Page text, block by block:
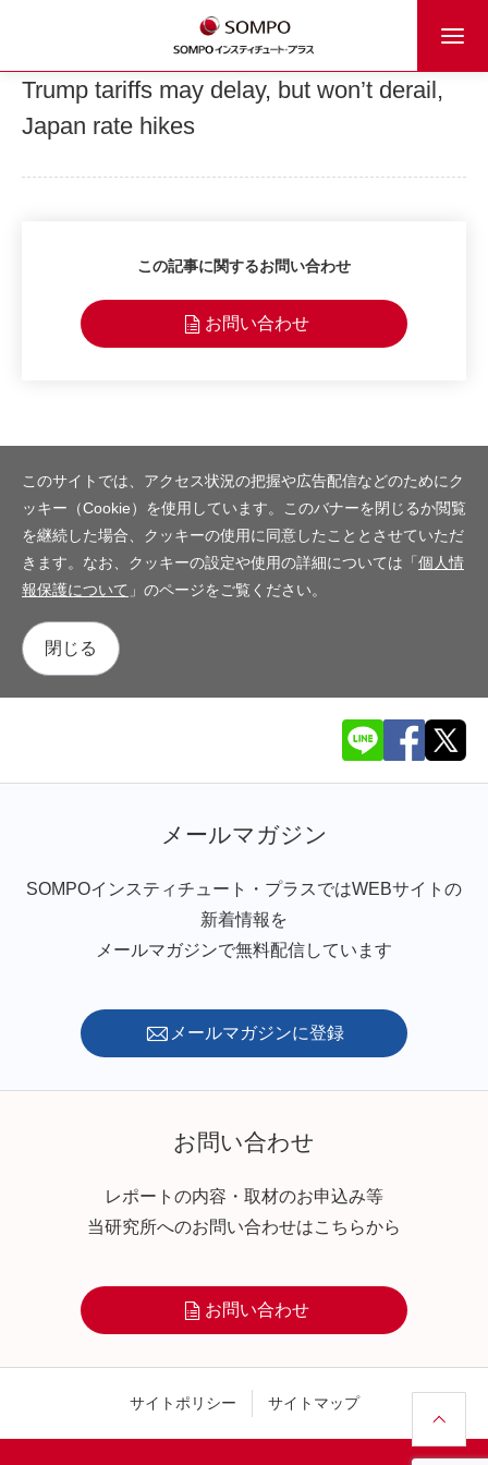
Trump tariffs may delay, but won’t derail,
Japan rate hikes
この記事に関するお問い合わせ
お問い合わせ
このサイトでは、アクセス状況の把握や広告配信などのためにク
ッキー（Cookie）を使用しています。このバナーを閉じるか閲覧
を継続した場合、クッキーの使用に同意したこととさせていただ
きます。なお、クッキーの設定や使用の詳細については「 個人情
報保護について 」のページをご覧ください。
閉じる
メールマガジン
SOMPOインスティチュート・プラスではWEBサイトの
新着情報を
メールマガジンで無料配信しています
メールマガジンに登録
お問い合わせ
レポートの内容・取材のお申込み等
当研究所へのお問い合わせはこちらから
お問い合わせ
サイトポリシー サイトマップ